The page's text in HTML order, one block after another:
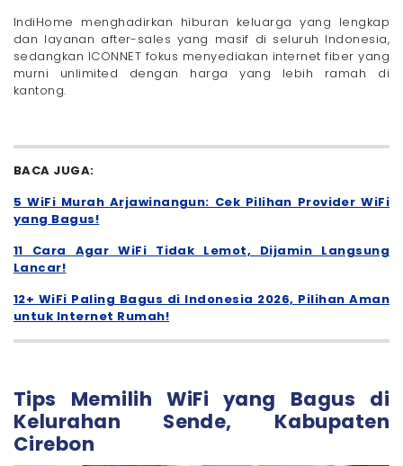
IndiHome menghadirkan hiburan keluarga yang lengkap
dan layanan after-sales yang masif di seluruh Indonesia,
sedangkan ICONNET fokus menyediakan internet fiber yang
murni unlimited dengan harga yang lebih ramah di
kantong.
BACA JUGA:
5 WiFi Murah Arjawinangun: Cek Pilihan Provider WiFi
yang Bagus!
11 Cara Agar WiFi Tidak Lemot, Dijamin Langsung
Lancar!
12+ WiFi Paling Bagus di Indonesia 2026, Pilihan Aman
untuk Internet Rumah!
Tips Memilih WiFi yang Bagus di
Kelurahan Sende, Kabupaten
Cirebon